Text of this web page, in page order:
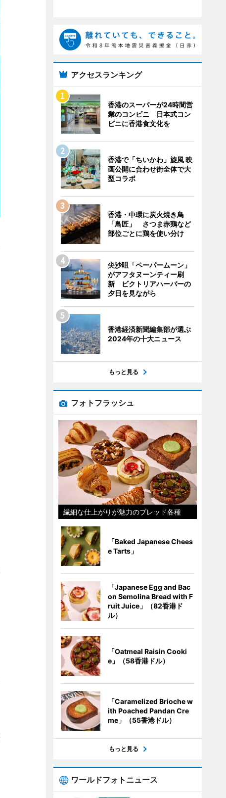
アクセスランキング
香港のスーパーが24時間営
業のコンビニ 日本式コン
ビニに香港食文化を
香港で「ちいかわ」旋風 映
画公開に合わせ街全体で大
型コラボ
香港・中環に炭火焼き鳥
「鳥匠」 さつま赤鶏など
部位ごとに鶏を使い分け
尖沙咀「ペーパームーン」
がアフタヌーンティー刷
新 ビクトリアハーバーの
夕日を見ながら
香港経済新聞編集部が選ぶ
2024年の十大ニュース
もっと見る
フォトフラッシュ
繊細な仕上がりが魅力のブレッド各種
「Baked Japanese Chees
e Tarts」
「Japanese Egg and Bac
on Semolina Bread with F
ruit Juice」（82香港ド
ル）
「Oatmeal Raisin Cooki
e」（58香港ドル）
「Caramelized Brioche w
ith Poached Pandan Cre
me」（55香港ドル）
もっと見る
ワールドフォトニュース